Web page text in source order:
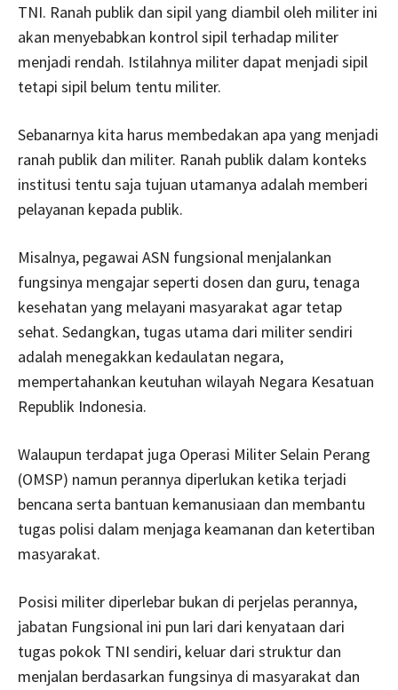
TNI. Ranah publik dan sipil yang diambil oleh militer ini
akan menyebabkan kontrol sipil terhadap militer
menjadi rendah. Istilahnya militer dapat menjadi sipil
tetapi sipil belum tentu militer.
Sebanarnya kita harus membedakan apa yang menjadi
ranah publik dan militer. Ranah publik dalam konteks
institusi tentu saja tujuan utamanya adalah memberi
pelayanan kepada publik.
Misalnya, pegawai ASN fungsional menjalankan
fungsinya mengajar seperti dosen dan guru, tenaga
kesehatan yang melayani masyarakat agar tetap
sehat. Sedangkan, tugas utama dari militer sendiri
adalah menegakkan kedaulatan negara,
mempertahankan keutuhan wilayah Negara Kesatuan
Republik Indonesia.
Walaupun terdapat juga Operasi Militer Selain Perang
(OMSP) namun perannya diperlukan ketika terjadi
bencana serta bantuan kemanusiaan dan membantu
tugas polisi dalam menjaga keamanan dan ketertiban
masyarakat.
Posisi militer diperlebar bukan di perjelas perannya,
jabatan Fungsional ini pun lari dari kenyataan dari
tugas pokok TNI sendiri, keluar dari struktur dan
menjalan berdasarkan fungsinya di masyarakat dan